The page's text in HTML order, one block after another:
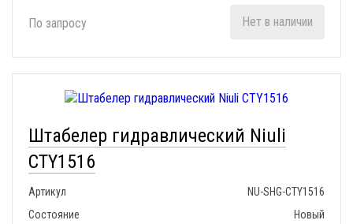
По запросу Нет в наличии
Штабелер гидравлический Niuli
CTY1516
Артикул
NU-SHG-CTY1516
Состояние
Новый